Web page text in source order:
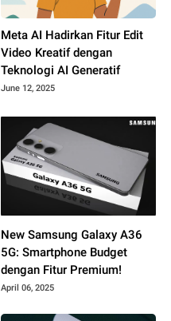
Meta AI Hadirkan Fitur Edit
Video Kreatif dengan
Teknologi AI Generatif
June 12, 2025
New Samsung Galaxy A36
5G: Smartphone Budget
dengan Fitur Premium!
April 06, 2025